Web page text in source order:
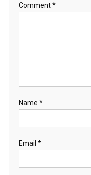
Comment*
Name *
Email *